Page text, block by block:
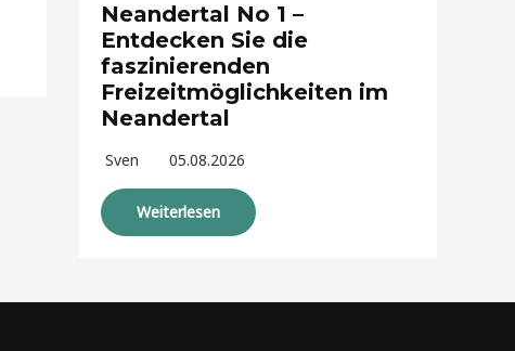
Neandertal No 1 –
Entdecken Sie die
faszinierenden
Freizeitmöglichkeiten im
Neandertal
Sven 05.08.2026
Weiterlesen